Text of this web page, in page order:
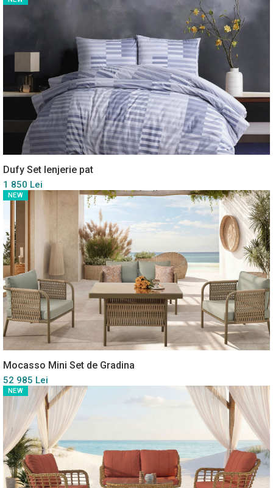
Dufy Set lenjerie pat
1 850 Lei
NEW
Mocasso Mini Set de Gradina
52 985 Lei
NEW